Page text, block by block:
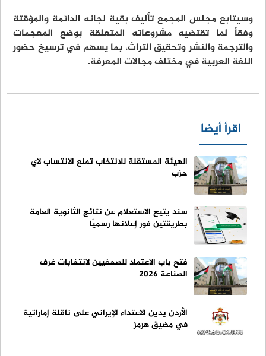
وسيتابع مجلس المجمع تأليف بقية لجانه الدائمة والمؤقتة
وفقاً لما تقتضيه مشروعاته المتعلقة بوضع المعجمات
والترجمة والنشر وتحقيق التراث، بما يسهم في ترسيخ حضور
اللغة العربية في مختلف مجالات المعرفة.
اقرأ أيضا
الهيئة المستقلة للانتخاب تمنع الانتساب لاي
حزب
سند يتيح الاستعلام عن نتائج الثانوية العامة
بطريقتين فور إعلانها رسميًا
فتح باب الاعتماد للصحفيين لانتخابات غرف
الصناعة 2026
الأردن يدين الاعتداء الإيراني على ناقلة إماراتية
في مضيق هرمز